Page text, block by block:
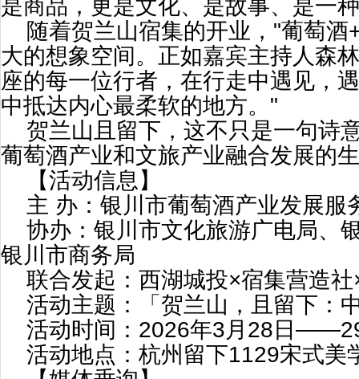
是商品，更是文化、是故事、是一
随着贺兰山宿集的开业，"葡萄酒
大的想象空间。正如嘉宾主持人森
座的每一位行者，在行走中遇见，
中抵达内心最柔软的地方。"
贺兰山且留下，这不只是一句诗
葡萄酒产业和文旅产业融合发展的
【活动信息】
主 办：银川市葡萄酒产业发展服
协办：银川市文化旅游广电局、
银川市商务局
联合发起：西湖城投×宿集营造
活动主题：「贺兰山，且留下：
活动时间：2026年3月28日
活动地点：杭州留下1129宋式美